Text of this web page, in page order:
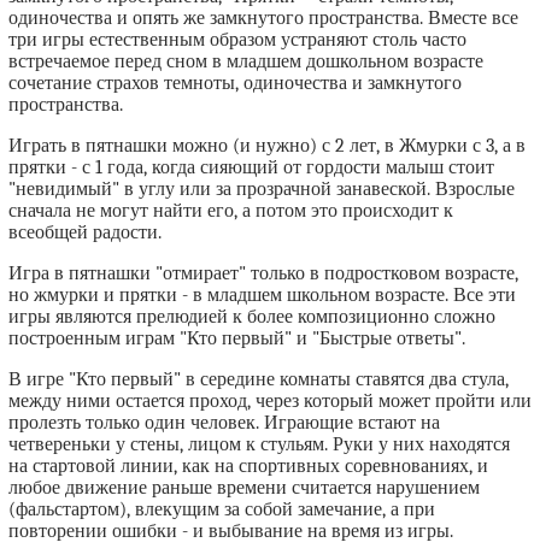
одиночества и опять же замкнутого пространства. Вместе все
три игры естественным образом устраняют столь часто
встречаемое перед сном в младшем дошкольном возрасте
сочетание страхов темноты, одиночества и замкнутого
пространства.
Играть в пятнашки можно (и нужно) с 2 лет, в Жмурки с 3, а в
прятки - с 1 года, когда сияющий от гордости малыш стоит
"невидимый" в углу или за прозрачной занавеской. Взрослые
сначала не могут найти его, а потом это происходит к
всеобщей радости.
Игра в пятнашки "отмирает" только в подростковом возрасте,
но жмурки и прятки - в младшем школьном возрасте. Все эти
игры являются прелюдией к более композиционно сложно
построенным играм "Кто первый" и "Быстрые ответы".
В игре "Кто первый" в середине комнаты ставятся два стула,
между ними остается проход, через который может пройти или
пролезть только один человек. Играющие встают на
четвереньки у стены, лицом к стульям. Руки у них находятся
на стартовой линии, как на спортивных соревнованиях, и
любое движение раньше времени считается нарушением
(фальстартом), влекущим за собой замечание, а при
повторении ошибки - и выбывание на время из игры.